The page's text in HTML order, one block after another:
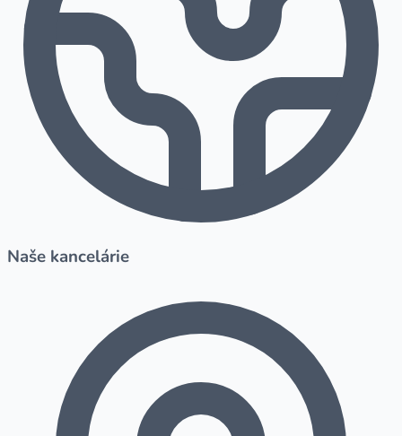
Naše kancelárie